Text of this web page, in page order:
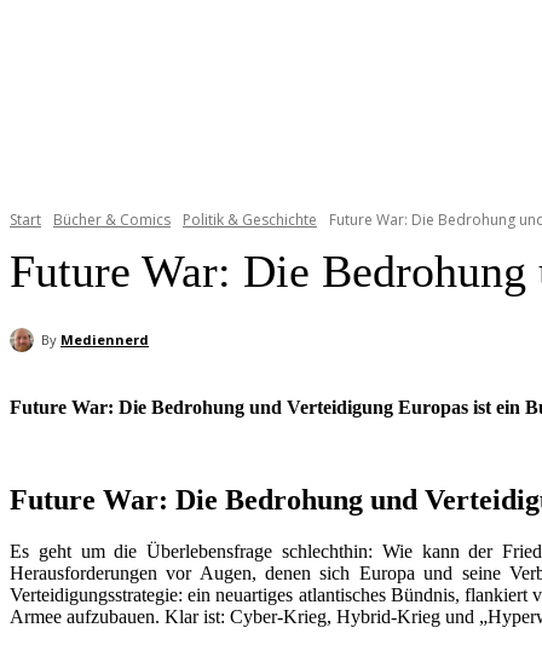
Start Bücher & Comics Politik & Geschichte Future War: Die Bedrohung
Future War: Die
By Mediennerd
Future War: Die Bedrohung und Verteidigung Europas ist ein
Future War: Die Bedrohung und
Es geht um die Überlebensfrage schlechthin: Wie kann der
Herausforderungen vor Augen, denen sich Europa und seine
Verteidigungsstrategie: ein neuartiges atlantisches Bündnis,
Armee aufzubauen. Klar ist: Cyber-Krieg, Hybrid-Krieg und